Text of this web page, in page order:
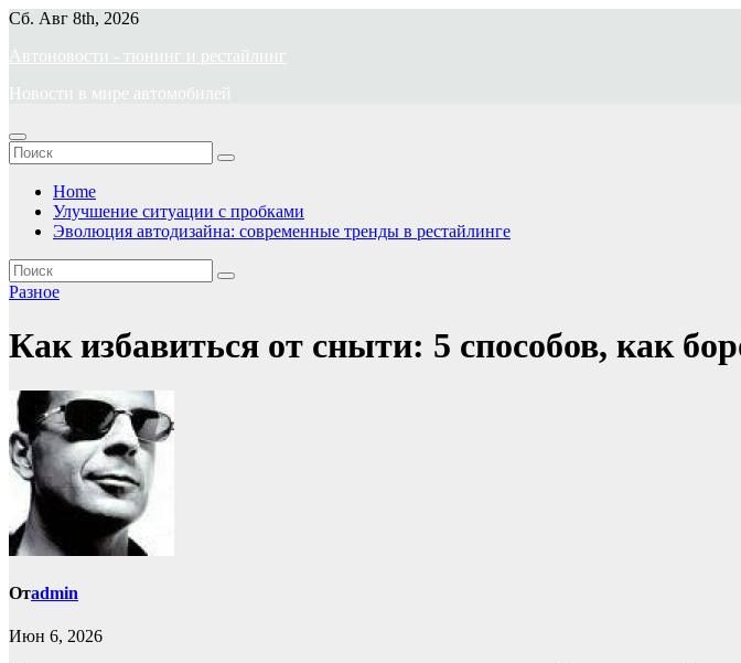
Перейти
содержимому
Сб. Авг 8th, 2026
Автоновости - тюнинг и рестайлинг
Новости в мире автомобилей
Home
Улучшение ситуации с пробками
Эволюция автодизайна: современные тренды в рестайлинге
Разное
Как избавиться от сныти: 5 способов, как
Отadmin
Июн 6, 2026